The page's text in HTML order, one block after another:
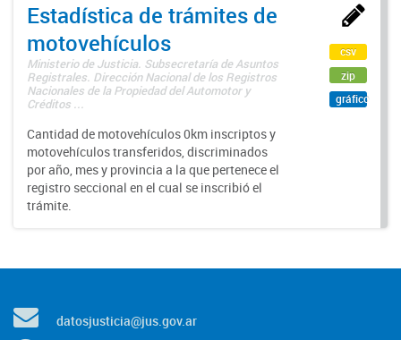
Estadística de trámites de
motovehículos
Ministerio de Justicia. Subsecretaría de Asuntos
Registrales. Dirección Nacional de los Registros
Nacionales de la Propiedad del Automotor y
Créditos ...
Cantidad de motovehículos 0km inscriptos y
motovehículos transferidos, discriminados
por año, mes y provincia a la que pertenece el
registro seccional en el cual se inscribió el
trámite.
csv
zip
gráfico
datosjusticia@jus.gov.ar